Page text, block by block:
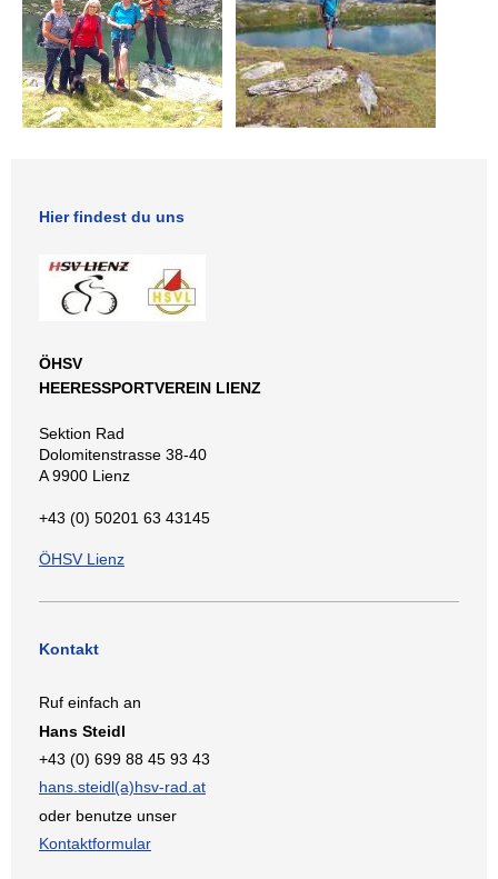
Hier findest du uns
ÖHSV
HEERESSPORTVEREIN LIENZ
Sektion Rad
Dolomitenstrasse 38-40
A 9900 Lienz
+43 (0) 50201 63 43145
ÖHSV Lienz
Kontakt
Ruf einfach an
Hans Steidl
+43 (0) 699 88 45 93 43
hans.steidl(a)hsv-rad.at
oder benutze unser
Kontaktformular